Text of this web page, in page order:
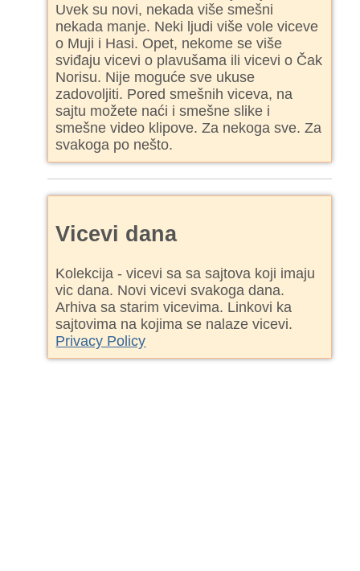
Uvek su novi, nekada više smešni
nekada manje. Neki ljudi više vole viceve
o Muji i Hasi. Opet, nekome se više
sviđaju vicevi o plavušama ili vicevi o Čak
Norisu. Nije moguće sve ukuse
zadovoljiti. Pored smešnih viceva, na
sajtu možete naći i smešne slike i
smešne video klipove. Za nekoga sve. Za
svakoga po nešto.
Vicevi dana
Kolekcija - vicevi sa sa sajtova koji imaju
vic dana. Novi vicevi svakoga dana.
Arhiva sa starim vicevima. Linkovi ka
sajtovima na kojima se nalaze vicevi.
Privacy Policy